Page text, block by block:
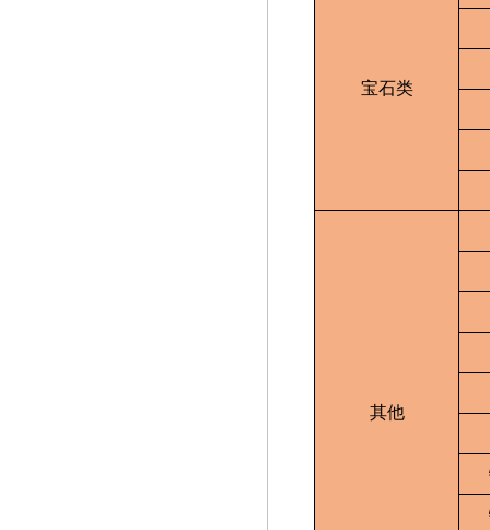
宝石类
其他